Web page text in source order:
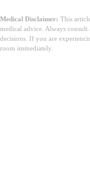
Medical Disclaimer: This
medical advice. Always
decisions. If you are
room immediately.